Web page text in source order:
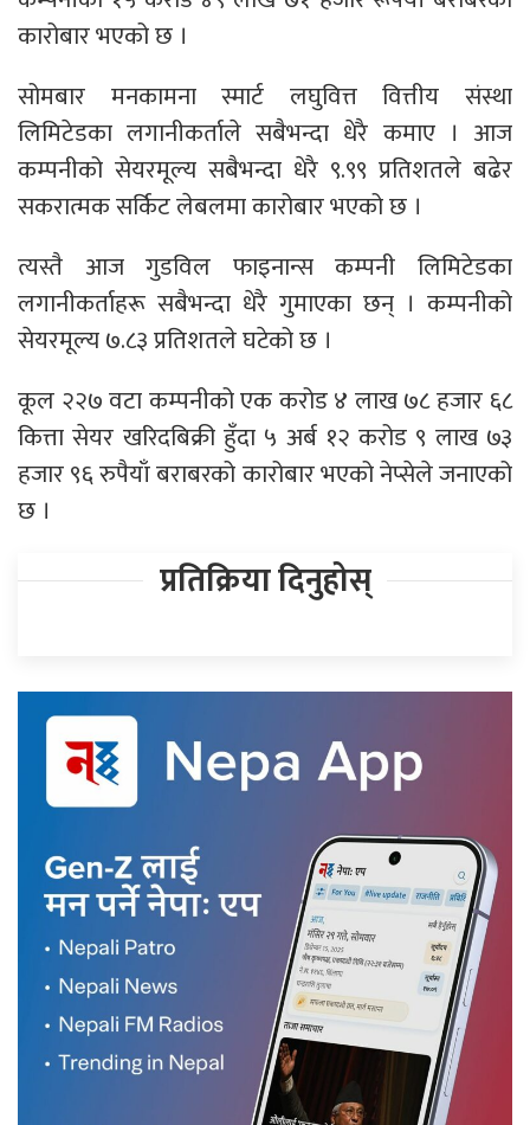
कारोबार भएको छ ।
सोमबार मनकामना स्मार्ट लघुवित्त वित्तीय संस्था
लिमिटेडका लगानीकर्ताले सबैभन्दा धेरै कमाए । आज
कम्पनीको सेयरमूल्य सबैभन्दा धेरै ९.९९ प्रतिशतले बढेर
सकरात्मक सर्किट लेबलमा कारोबार भएको छ ।
त्यस्तै आज गुडविल फाइनान्स कम्पनी लिमिटेडका
लगानीकर्ताहरू सबैभन्दा धेरै गुमाएका छन् । कम्पनीको
सेयरमूल्य ७.८३ प्रतिशतले घटेको छ ।
कूल २२७ वटा कम्पनीको एक करोड ४ लाख ७८ हजार ६८
कित्ता सेयर खरिदबिक्री हुँदा ५ अर्ब १२ करोड ९ लाख ७३
हजार ९६ रुपैयाँ बराबरको कारोबार भएको नेप्सेले जनाएको
छ ।
प्रतिक्रिया दिनुहोस्